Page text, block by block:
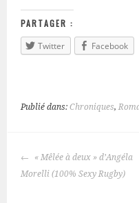
PARTAGER :
Twitter
Facebook
Publié dans:Chroniques,
NAVIGATION
« Mêlée à deux » d’Angéla
Morelli (100% Sexy Rugby)